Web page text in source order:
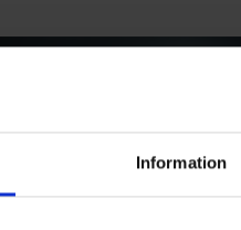
Information